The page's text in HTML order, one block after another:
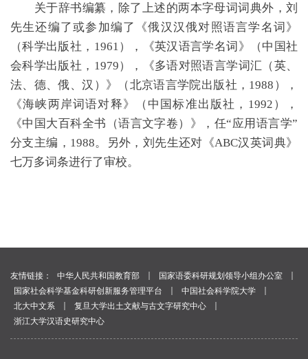
关于辞书编纂，除了上述的两本字母词词典外，刘
先生还编了或参加编了《俄汉汉俄对照语言学名词》
（科学出版社，1961），《英汉语言学名词》（中国社
会科学出版社，1979），《多语对照语言学词汇（英、
法、德、俄、汉）》（北京语言学院出版社，1988），
《海峡两岸词语对释》（中国标准出版社，1992），
《中国大百科全书（语言文字卷）》，任“应用语言学”
分支主编，1988。另外，刘先生还对《ABC汉英词典》
七万多词条进行了审校。
友情链接： 中华人民共和国教育部 ｜ 国家语委科研规划领导小组办公室
｜
国家社会科学基金科研创新服务管理平台
｜ 中国社会科学院大学
｜
北大中文系
｜ 复旦大学出土文献与古文字研究中心
｜
浙江大学汉语史研究中心